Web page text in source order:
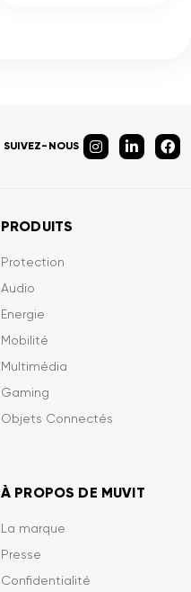
SUIVEZ-NOUS
PRODUITS
Protection
Audio
Energie
Mobilité
Multimédia
Gaming
Objets Connectés
À PROPOS DE MUVIT
La marque
Presse
Confidentialité